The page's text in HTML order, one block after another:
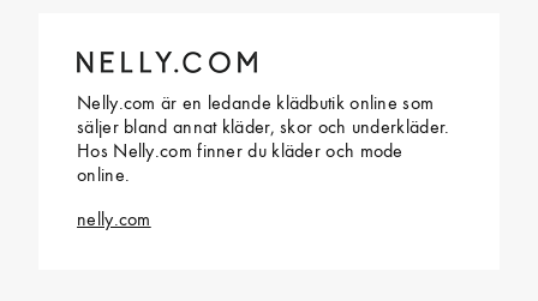
Nelly.com är en ledande klädbutik online som
säljer bland annat kläder, skor och underkläder.
Hos Nelly.com finner du kläder och mode
online.
nelly.com